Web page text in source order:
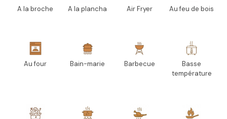
A la broche A la plancha Air Fryer Au feu de bois
Au four Bain-marie Barbecue
Basse
température